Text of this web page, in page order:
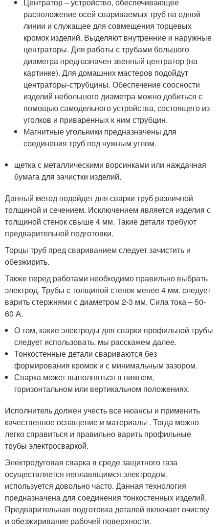
расположение осей свариваемых труб на одной
линии и служащее для совмещения торцевых
кромок изделий. Выделяют внутренние и наружные
центраторы. Для работы с трубами большого
диаметра предназначен звенный центратор (на
картинке). Для домашних мастеров подойдут
центраторы-струбцины. Обеспечение соосности
изделий небольшого диаметра можно добиться с
помощью самодельного устройства, состоящего из
уголков и приваренных к ним струбцин.
Магнитные угольники предназначены для
соединения труб под нужным углом.
щетка с металлическими ворсинками или наждачная
бумага для зачистки изделий.
Данный метод подойдет для сварки труб различной
толщиной и сечением. Исключением является изделия с
толщиной стенок свыше 4 мм. Такие детали требуют
предварительной подготовки.
Торцы труб пред свариванием следует зачистить и
обезжирить.
Также перед работами необходимо правильно выбрать
электрод. Трубы с толщиной стенок менее 4 мм. следует
варить стержнями с диаметром 2-3 мм. Сила тока – 50-
60 А.
О том, какие электроды для сварки профильной трубы
следует использовать, мы расскажем далее.
Тонкостенные детали свариваются без
формирования кромок и с минимальным зазором.
Сварка может выполняться в нижнем,
горизонтальном или вертикальном положениях.
Исполнитель должен учесть все нюансы и применить
качественное оснащение и материалы . Тогда можно
легко справиться и правильно варить профильные
трубы электросваркой.
Электродуговая сварка в среде защитного газа
осуществляется неплавящимся электродом,
используется довольно часто. Данная технология
предназначена для соединения тонкостенных изделий.
Предварительная подготовка деталей включает очистку
и обезжиривание рабочей поверхности.